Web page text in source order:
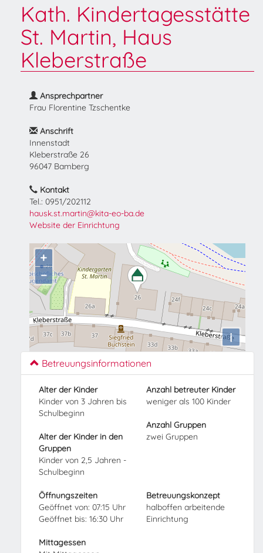
Kath. Kindertagesstätte
St. Martin, Haus
Kleberstraße
Ansprechpartner
Frau Florentine Tzschentke
Anschrift
Innenstadt
Kleberstraße 26
96047 Bamberg
Kontakt
Tel.: 0951/202112
hausk.st.martin@kita-eo-ba.de
Website der Einrichtung
+
−
i
Betreuungsinformationen
Alter der Kinder
Kinder von 3 Jahren bis
Schulbeginn
Alter der Kinder in den
Gruppen
Kinder von 2,5 Jahren -
Schulbeginn
Anzahl betreuter Kinder
weniger als 100 Kinder
Anzahl Gruppen
zwei Gruppen
Öffnungszeiten
Geöffnet von: 07:15 Uhr
Geöffnet bis: 16:30 Uhr
Mittagessen
Betreuungskonzept
halboffen arbeitende
Einrichtung